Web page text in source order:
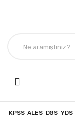
KPSS ALES DGS YDS